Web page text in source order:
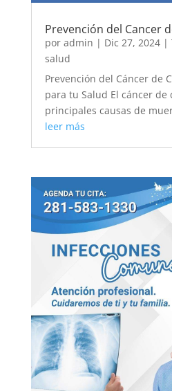
Prevención del Cancer
por admin | Dic 27, 2024|
salud
Prevención del Cáncer de
para tu Salud El cáncer de
principales causas de
leer más